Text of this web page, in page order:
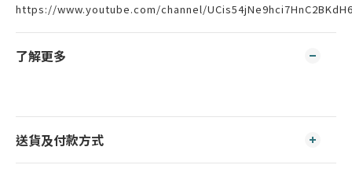
https://www.youtube.com/channel/
了解更多
送貨及付款方式